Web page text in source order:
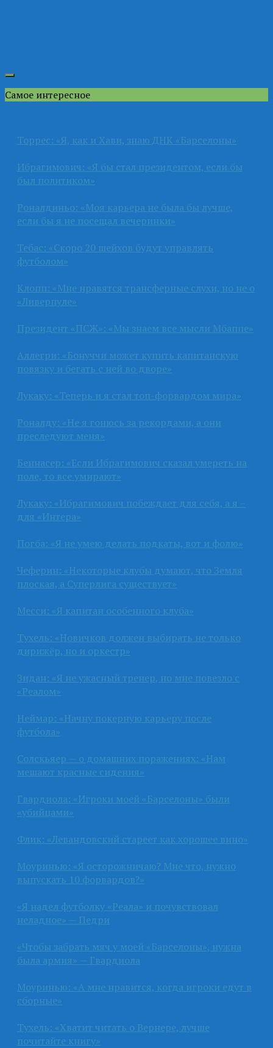
Самое интересное
Торрес: «Я, как и Хави, знаю ДНК «Барселоны»
Ибрагимович: «Я бы стал президентом, если бы
был политиком»
Роналдиньо: «Моя карьера не была бы лучше,
если бы я не посещал вечеринки»
Тебас: «Скоро 20 шейхов будут управлять
футболом»
Клопп: «Мне нравятся трансферные слухи, но не о
«Ливерпуле»
Президент «ПСЖ»: «Мы знаем все мысли Мбаппе»
Аллегри: «Бонуччи может купить капитанскую
повязку и бегать с ней во дворе»
Лукаку: «Теперь и я стал топ-форвардом мира»
Роналду: «Не я гонюсь за рекордами, а они
преследуют меня»
Беннасер: «Если Ибрагимович сказал умереть на
поле, то все умирают»
Лукаку: «Ибрагимович побеждает для себя, а я –
для «Интера»
Погба: «Я не умею делать подкаты, вот и фолю»
Чеферин: «Некоторые клубы думают, что Земля
плоская, а Суперлига существует»
Месси: «Я капитан особенного клуба»
Тухель: «Новичков должен выбирать не только
дирижёр, но и оркестр»
Зидан: «Я не ужасный тренер, но мне повезло с
«Реалом»
Неймар: «Начну покерную карьеру после
футбола»
Солскьяер — о домашних поражениях: «Нам
мешают красные сидения»
Гвардиола: «Игроки моей «Барселоны» были
«убийцами»
Флик: «Левандовский стареет как хорошее вино»
Моуринью: «Я осторожничаю? Мне что, нужно
выпускать 10 форвардов?»
«Я надел футболку «Реала» и почувствовал
неладное» — Педри
«Чтобы забрать мяч у моей «Барселоны», нужна
была армия» — Гвардиола
Моуринью: «А мне нравится, когда игроки едут в
сборные»
Тухель: «Хватит читать о Вернере, лучше
почитайте книгу»